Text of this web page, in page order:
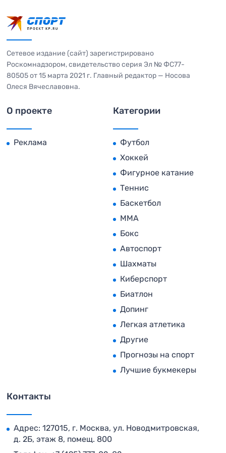
Сетевое издание (сайт) зарегистрировано
Роскомнадзором, свидетельство серия Эл № ФС77-
80505 от 15 марта 2021 г. Главный редактор — Носова
Олеся Вячеславовна.
О проекте
Реклама
Категории
Футбол
Хоккей
Фигурное катание
Теннис
Баскетбол
MMA
Бокс
Автоспорт
Шахматы
Киберспорт
Биатлон
Допинг
Легкая атлетика
Другие
Прогнозы на спорт
Лучшие букмекеры
Контакты
Адрес: 127015, г. Москва, ул. Новодмитровская,
д. 2Б, этаж 8, помещ. 800